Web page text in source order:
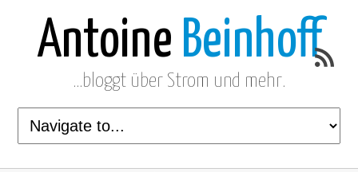
Antoine Beinhoff
…bloggt über Strom und mehr.